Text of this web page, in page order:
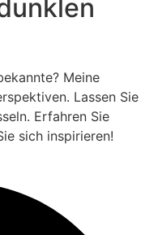
Meine
Lassen Sie
Erfahren Sie
sich inspirieren!